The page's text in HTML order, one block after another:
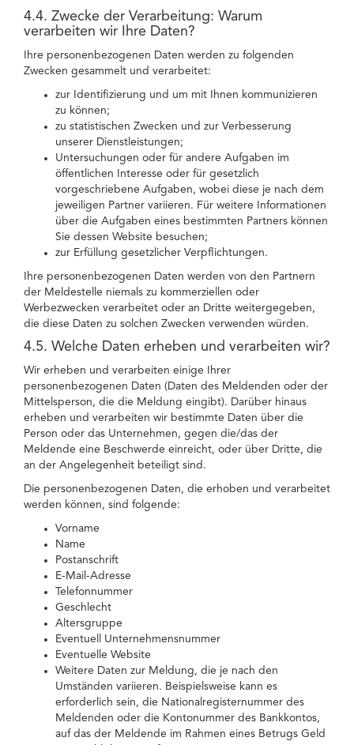
4.4. Zwecke der Verarbeitung: Warum
verarbeiten wir Ihre Daten?
Ihre personenbezogenen Daten werden zu folgenden
Zwecken gesammelt und verarbeitet:
zur Identifizierung und um mit Ihnen kommunizieren
zu können;
zu statistischen Zwecken und zur Verbesserung
unserer Dienstleistungen;
Untersuchungen oder für andere Aufgaben im
öffentlichen Interesse oder für gesetzlich
vorgeschriebene Aufgaben, wobei diese je nach dem
jeweiligen Partner variieren. Für weitere Informationen
über die Aufgaben eines bestimmten Partners können
Sie dessen Website besuchen;
zur Erfüllung gesetzlicher Verpflichtungen.
Ihre personenbezogenen Daten werden von den Partnern
der Meldestelle niemals zu kommerziellen oder
Werbezwecken verarbeitet oder an Dritte weitergegeben,
die diese Daten zu solchen Zwecken verwenden würden.
4.5. Welche Daten erheben und verarbeiten wir?
Wir erheben und verarbeiten einige Ihrer
personenbezogenen Daten (Daten des Meldenden oder der
Mittelsperson, die die Meldung eingibt). Darüber hinaus
erheben und verarbeiten wir bestimmte Daten über die
Person oder das Unternehmen, gegen die/das der
Meldende eine Beschwerde einreicht, oder über Dritte, die
an der Angelegenheit beteiligt sind.
Die personenbezogenen Daten, die erhoben und verarbeitet
werden können, sind folgende:
Vorname
Name
Postanschrift
E-Mail-Adresse
Telefonnummer
Geschlecht
Altersgruppe
Eventuell Unternehmensnummer
Eventuelle Website
Weitere Daten zur Meldung, die je nach den
Umständen variieren. Beispielsweise kann es
erforderlich sein, die Nationalregisternummer des
Meldenden oder die Kontonummer des Bankkontos,
auf das der Meldende im Rahmen eines Betrugs Geld